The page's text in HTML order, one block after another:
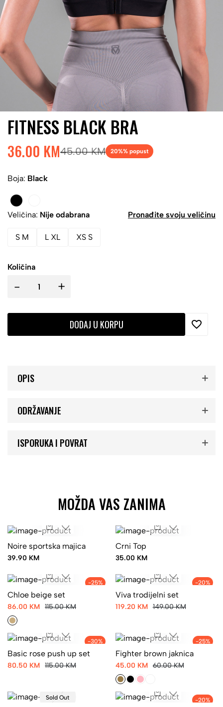
FITNESS BLACK BRA
36.00 KM45.00 KM 20%% popust
Boja: Black
Veličina: Nije odabrana Pronađite svoju veličinu
S M L XL XS S
Količina
- +
DODAJ U KORPU
OPIS
ODRŽAVANJE
ISPORUKA I POVRAT
MOŽDA VAS ZANIMA
Noire sportska majica
39.90 KM
Crni Top
35.00 KM
-25%
Chloe beige set
86.00 KM 115.00 KM
-20%
Viva trodijelni set
119.20 KM 149.00 KM
-30%
Basic rose push up set
80.50 KM 115.00 KM
-25%
Fighter brown jaknica
45.00 KM 60.00 KM
Sold Out -20%